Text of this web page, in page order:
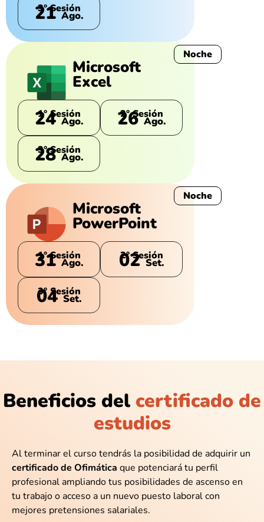
3° Sesión
21Ago.
Microsoft
Excel
Noche
1° Sesión
24Ago.
2° Sesión
26Ago.
3° Sesión
28Ago.
Microsoft
PowerPoint
Noche
1° Sesión
31Ago.
2° Sesión
02Set.
3° Sesión
04Set.
Beneficios del certificado de
estudios
Al terminar el curso tendrás la posibilidad de adquirir un
certificado de Ofimática que potenciará tu perfil
profesional ampliando tus posibilidades de ascenso en
tu trabajo o acceso a un nuevo puesto laboral con
mejores pretensiones salariales.